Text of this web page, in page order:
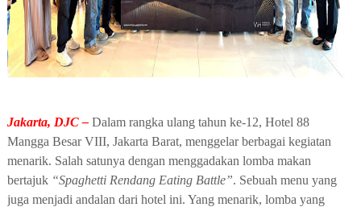
Jakarta, DJC –Dalam rangka ulang tahun ke-12, Hotel 88
Mangga Besar VIII, Jakarta Barat, menggelar berbagai kegiatan
menarik. Salah satunya dengan menggadakan lomba makan
bertajuk “Spaghetti Rendang Eating Battle”. Sebuah menu yang
juga menjadi andalan dari hotel ini. Yang menarik, lomba yang